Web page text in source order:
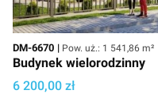
Kod
DM-6670 Powierzchnia użytkowa
Pow. uż.: 1 541,86 m²
Budynek wielorodzinny
Cena projektu
6 200,00 zł